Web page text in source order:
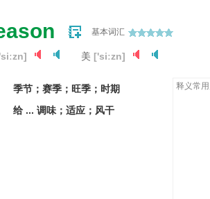
基本词汇
美 ['siːzn]
季节；赛季；旺季；时期
给 ... 调味；适应；风干
释义常